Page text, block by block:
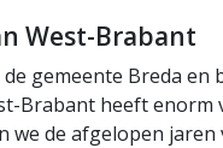
West-Brabant
gemeente Breda
Brabant heeft enorm
we de afgelopen